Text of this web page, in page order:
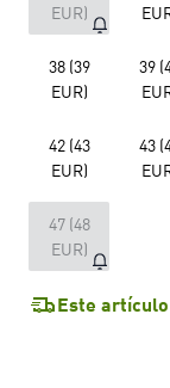
EUR)
38 (39
EUR)
39
42 (43
EUR)
43
47 (48
EUR)
Este